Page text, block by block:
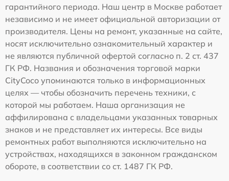
гарантийного периода. Наш центр в Москве работает
независимо и не имеет официальной авторизации от
производителя. Цены на ремонт, указанные на сайте,
носят исключительно ознакомительный характер и
не являются публичной офертой согласно п. 2 ст. 437
ГК РФ. Названия и обозначения торговой марки
CityCoco упоминаются только в информационных
целях — чтобы обозначить перечень техники, с
которой мы работаем. Наша организация не
аффилирована с владельцами указанных товарных
знаков и не представляет их интересы. Все виды
ремонтных работ выполняются исключительно на
устройствах, находящихся в законном гражданском
обороте, в соответствии со ст. 1487 ГК РФ.